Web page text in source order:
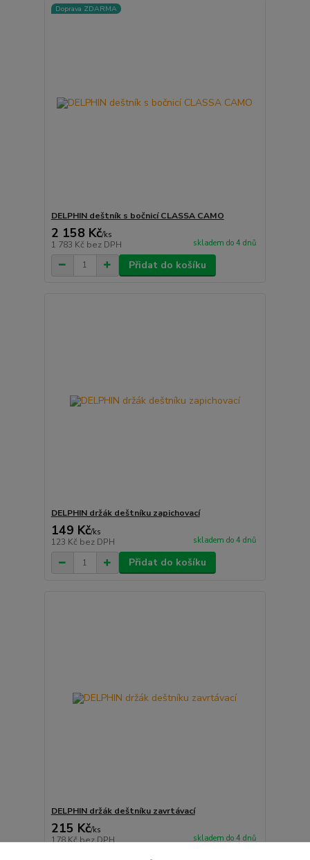
Doprava ZDARMA
DELPHIN deštník s bočnicí CLASSA CAMO
2 158 Kč/ks
1 783 Kč bez DPH skladem do 4 dnů
Přidat do košíku
DELPHIN držák deštníku zapichovací
149 Kč/ks
123 Kč bez DPH skladem do 4 dnů
Přidat do košíku
DELPHIN držák deštníku zavrtávací
215 Kč/ks
178 Kčbez DPH skladem do 4 dnů